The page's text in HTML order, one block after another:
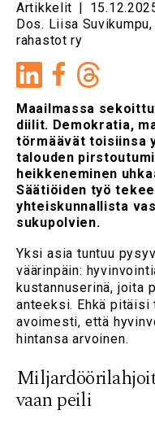
Artikkelit |
Dos. Liisa
rahastot ry
LinkedInFacebook
Maailmassa
diilit. Demokratia,
törmäävät toisiinsa
talouden
heikkeneminen
Säätiöiden työ
yhteiskunnallista
sukupolvien.
Yksi asia tuntuu
väärinpäin:
kustannuserinä, joita
anteeksi. Ehkä pitäisi
avoimesti, että
hintansa arvoinen.
vaan peili